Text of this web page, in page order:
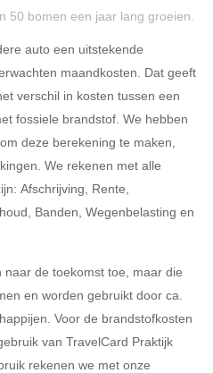
Ja Nee
tot €
)
50 bomen een jaar lang groeien.
auto een uitstekende
maandkosten. Dat geeft
verschil in kosten tussen een
fossiele brandstof. We hebben
deze berekening te maken,
We rekenen met alle
Afschrijving, Rente,
Banden, Wegenbelasting en
de toekomst toe, maar die
en worden gebruikt door ca.
Voor de brandstofkosten
van TravelCard Praktijk
rekenen we met onze